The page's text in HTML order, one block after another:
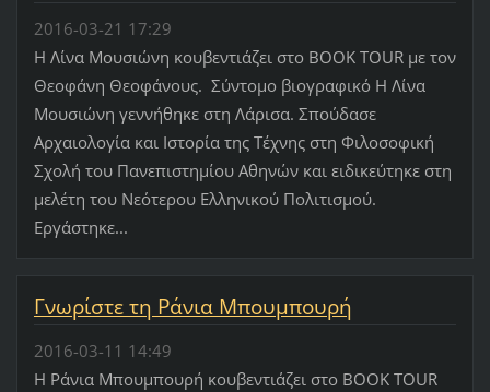
2016-03-21 17:29
Η Λίνα Μουσιώνη κουβεντιάζει στο BOOK TOUR με τον
Θεοφάνη Θεοφάνους. Σύντομο βιογραφικό Η Λίνα
Μουσιώνη γεννήθηκε στη Λάρισα. Σπούδασε
Αρχαιολογία και Ιστορία της Τέχνης στη Φιλοσοφική
Σχολή του Πανεπιστημίου Αθηνών και ειδικεύτηκε στη
μελέτη του Νεότερου Ελληνικού Πολιτισμού.
Εργάστηκε...
Γνωρίστε τη Ράνια Μπουμπουρή
2016-03-11 14:49
Η Ράνια Μπουμπουρή κουβεντιάζει στο BOOK TOUR